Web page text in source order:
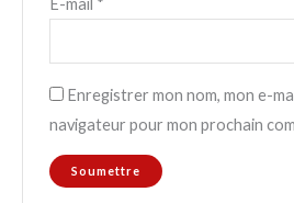
E-mail *
Enregistrer mon nom, mon e-
navigateur pour mon prochain